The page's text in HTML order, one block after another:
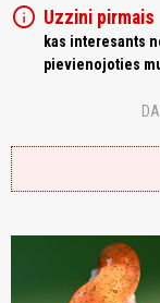
info Uzzini pirmais
kas interesants
pievienojoties